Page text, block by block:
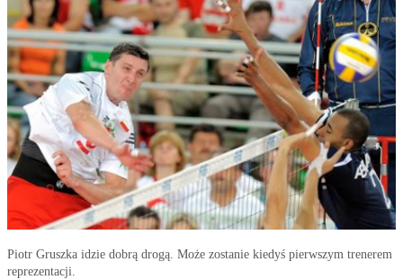
Piotr Gruszka idzie dobrą drogą. Może zostanie kiedyś pierwszym trenerem
reprezentacji.